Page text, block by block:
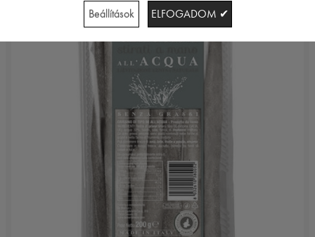
Beállítások ELFOGADOM ✔